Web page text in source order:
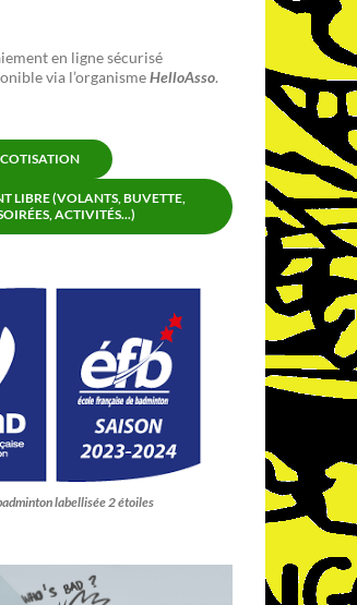
en ligne sécurisé
via l’organismeHelloAsso.
LIBRE (VOLANTS, BUVETTE,
ACTIVITÉS...)
labellisée 2 étoiles